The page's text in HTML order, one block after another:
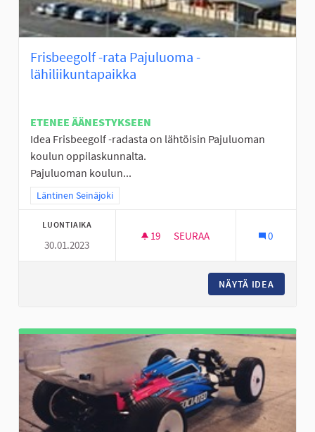
Frisbeegolf -rata Pajuluoma -
lähiliikuntapaikka
ETENEE ÄÄNESTYKSEEN
Idea Frisbeegolf -radasta on lähtöisin Pajuluoman
koulun oppilaskunnalta.
Pajuluoman koulun...
Rajaa tulokset teeman mukaan: Läntinen Seinäjoki
Läntinen Seinäjoki
LUONTIAIKA
30.01.2023
19 19 SEURAAJAA
SEURAA 0
NÄYTÄ IDEA